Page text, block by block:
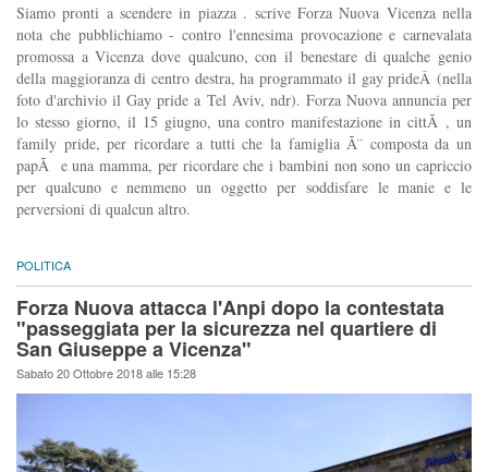
Siamo pronti a scendere in piazza . scrive Forza Nuova Vicenza nella
nota che pubblichiamo - contro l'ennesima provocazione e carnevalata
promossa a Vicenza dove qualcuno, con il benestare di qualche genio
della maggioranza di centro destra, ha programmato il gay prideÂ (nella
foto d'archivio il Gay pride a Tel Aviv, ndr). Forza Nuova annuncia per
lo stesso giorno, il 15 giugno, una contro manifestazione in cittÃ , un
family pride, per ricordare a tutti che la famiglia Ã¨ composta da un
papÃ e una mamma, per ricordare che i bambini non sono un capriccio
per qualcuno e nemmeno un oggetto per soddisfare le manie e le
perversioni di qualcun altro.
POLITICA
Forza Nuova attacca l'Anpi dopo la contestata
"passeggiata per la sicurezza nel quartiere di
San Giuseppe a Vicenza"
Sabato 20 Ottobre 2018 alle 15:28